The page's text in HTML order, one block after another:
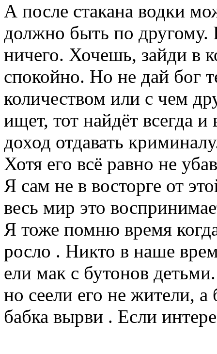
А после стакана водки
должно быть по другому.
ничего. Хочешь, зайди в
спокойно. Но не дай бог
количеством или с чем
ищет, тот найдёт всегда и
доход отдавать
Хотя его всё равно не
Я сам не в восторге от
весь мир это
Я тоже помню время
росло . Никто в наше
ели мак с бутонов
но сеели его не жители,
бабка вырви . Если